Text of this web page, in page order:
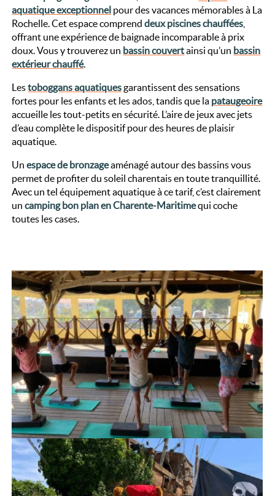
aquatique exceptionnel pour des vacances mémorables à La
Rochelle. Cet espace comprenddeux piscines chauffées
offrant une expérience de baignade incomparable à prix
doux. Vous y trouverez un bassin couvertainsi qu’un bassin
extérieur chauffé.
Lestoboggans aquatiquesgarantissent des sensations
fortes pour les enfants et les ados, tandis que la pataugeoire
accueille les tout-petits en sécurité. L’aire de jeux avec jets
d’eau complète le dispositif pour des heures de plaisir
aquatique.
Unespace de bronzageaménagé autour des bassins vous
permet de profiter du soleil charentais en toute tranquillité.
Avec un tel équipement aquatique à ce tarif, c’est clairement
uncamping bon plan en Charente-Maritimequi coche
toutes les cases.